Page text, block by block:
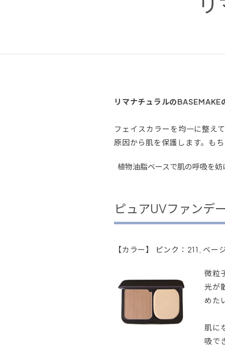
リマナチュラルの
フェイスカラーを均一に整え
原因から肌を保護します。も
植物油脂ベースで肌の呼吸を
ピュアUVファンデ
【カラー】 ピンク：211, ベー
微粒
光が
めた
肌に
吸で